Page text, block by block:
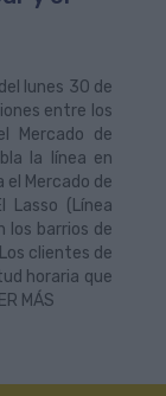
lunes 30 de
entre los
Mercado de
la línea en
Mercado de
Lasso (Línea
los barrios de
clientes de
horaria que
MÁS